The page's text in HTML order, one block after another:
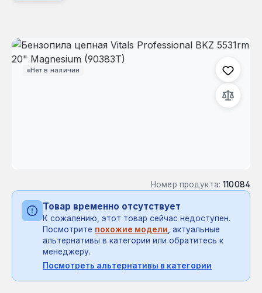
Нет в наличии
Пропустить галерею изображений
Номер продукта: 110084
Товар временно отсутствует
К сожалению, этот товар сейчас недоступен.
Посмотрите похожие модели, актуальные
альтернативы в категории или обратитесь к
менеджеру.
Посмотреть альтернативы в категории